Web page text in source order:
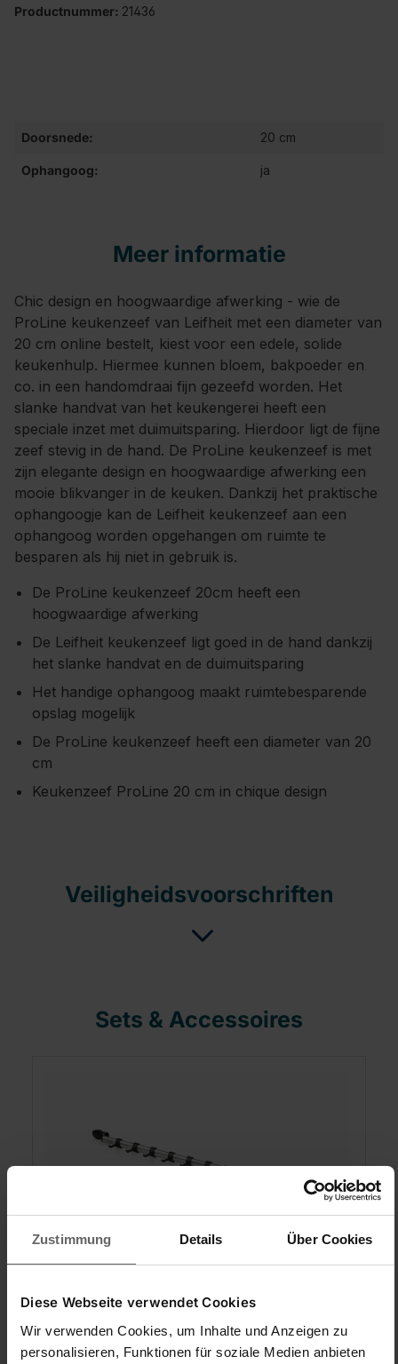
Zustimmung Details Über Cookies
Diese Webseite verwendet Cookies
Wir verwenden Cookies, um Inhalte und Anzeigen zu
personalisieren, Funktionen für soziale Medien anbieten
Productnummer: 21436
Doorsnede: 20 cm
Ophangoog: ja
Meer informatie
Chic design en hoogwaardige afwerking - wie de
ProLine keukenzeef van Leifheit met een diameter van
20 cm online bestelt, kiest voor een edele, solide
keukenhulp. Hiermee kunnen bloem, bakpoeder en
co. in een handomdraai fijn gezeefd worden. Het
slanke handvat van het keukengerei heeft een
speciale inzet met duimuitsparing. Hierdoor ligt de fijne
zeef stevig in de hand. De ProLine keukenzeef is met
zijn elegante design en hoogwaardige afwerking een
mooie blikvanger in de keuken. Dankzij het praktische
ophangoogje kan de Leifheit keukenzeef aan een
ophangoog worden opgehangen om ruimte te
besparen als hij niet in gebruik is.
De ProLine keukenzeef 20cm heeft een
hoogwaardige afwerking
De Leifheit keukenzeef ligt goed in de hand dankzij
het slanke handvat en de duimuitsparing
Het handige ophangoog maakt ruimtebesparende
opslag mogelijk
De ProLine keukenzeef heeft een diameter van 20
cm
Keukenzeef ProLine 20 cm in chique design
Veiligheidsvoorschriften
Sets & Accessoires